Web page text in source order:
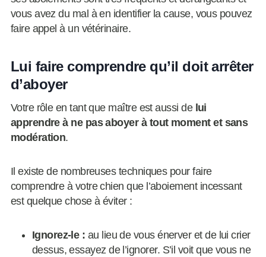
vous avez du mal à en identifier la cause, vous pouvez
faire appel à un vétérinaire.
Lui faire comprendre qu’il doit arrêter
d’aboyer
Votre rôle en tant que maître est aussi de lui
apprendre à ne pas aboyer à tout moment et sans
modération.
Il existe de nombreuses techniques pour faire
comprendre à votre chien que l’aboiement incessant
est quelque chose à éviter :
Ignorez-le : au lieu de vous énerver et de lui crier
dessus, essayez de l’ignorer. S’il voit que vous ne